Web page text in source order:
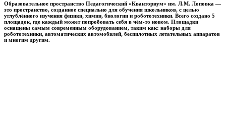
Образовательное пространство Педагогический «Кванториум» им. Л.М. Лоповка —
это пространство, созданное специально для обучения школьников, с целью
углублённого изучения физики, химии, биологии и робототехники. Всего создано 5
площадок, где каждый может попробовать себя в чём-то новом. Площадки
оснащены самым современным оборудованием, таким как: наборы для
робототехники, автоматических автомобилей, беспилотных летательных аппаратов
и многим другим.